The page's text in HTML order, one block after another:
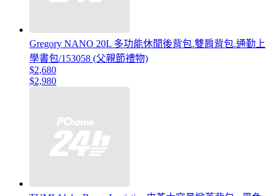
Gregory NANO 20L 多功能休閒後背包.雙肩背包.通勤上
學書包/153058 (父親節禮物)
$2,680
$2,980